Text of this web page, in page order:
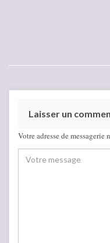
Laisser un
Votre adresse de messagerie